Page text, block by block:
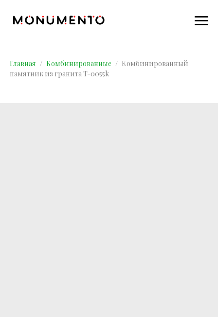
Главная Комбинированные
Комбинированный
памятник из гранита T-0055k